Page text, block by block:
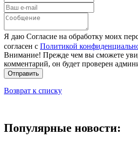
Я даю Согласие на обработку моих
согласен с Политикой
Внимание! Прежде чем вы сможете
комментарий, он будет проверен
Отправить
Возврат к списку
Популярные новости: